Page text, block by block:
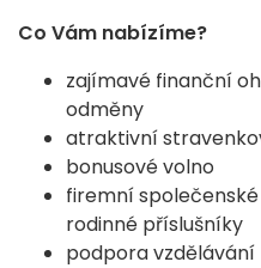
Co Vám nabízíme?
zajímavé finanční
odměny
atraktivní
bonusové volno
firemní
rodinné příslušníky
podpora vzdělávání